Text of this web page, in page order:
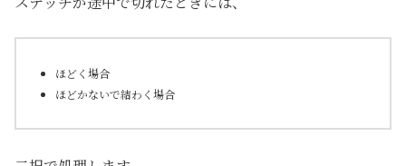
ほどく場合
ほどかないで結わく場合